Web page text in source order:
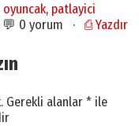
oyuncak, patlayici
💬 0 yorum · ⎙ Yazdır
Gerekli alanlar* ile